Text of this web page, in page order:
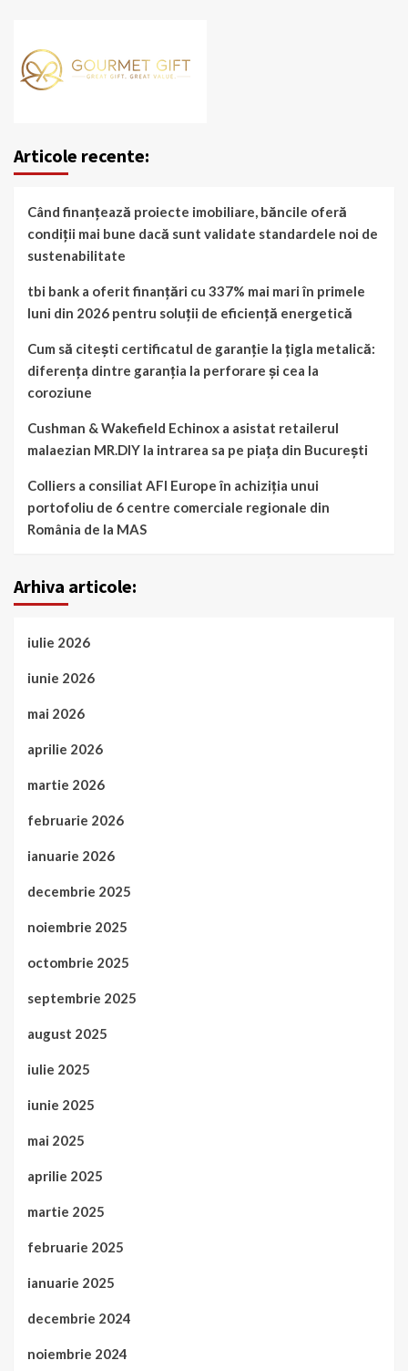
Articole recente:
Când finanțează proiecte imobiliare, băncile oferă
condiții mai bune dacă sunt validate standardele noi de
sustenabilitate
tbi bank a oferit finanțări cu 337% mai mari în primele
luni din 2026 pentru soluții de eficiență energetică
Cum să citești certificatul de garanție la țigla metalică:
diferența dintre garanția la perforare și cea la
coroziune
Cushman & Wakefield Echinox a asistat retailerul
malaezian MR.DIY la intrarea sa pe piața din București
Colliers a consiliat AFI Europe în achiziția unui
portofoliu de 6 centre comerciale regionale din
România de la MAS
Arhiva articole:
iulie 2026
iunie 2026
mai 2026
aprilie 2026
martie 2026
februarie 2026
ianuarie 2026
decembrie 2025
noiembrie 2025
octombrie 2025
septembrie 2025
august 2025
iulie 2025
iunie 2025
mai 2025
aprilie 2025
martie 2025
februarie 2025
ianuarie 2025
decembrie 2024
noiembrie 2024